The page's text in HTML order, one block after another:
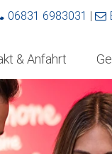
06831 6983031 |
& Anfahrt